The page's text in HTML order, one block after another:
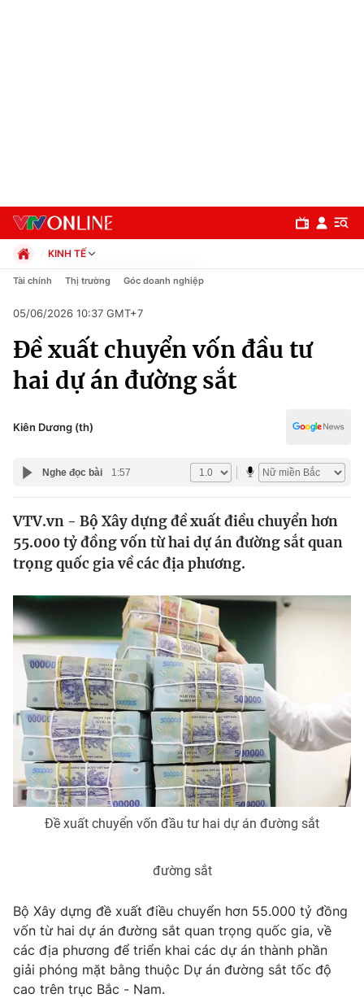
Chuyên mục
Chính trị
Pháp luật
Thế giới
Tin tức
Thế giới đó đây
Câu chuyện quốc tế
Kinh tế
Tài chính
Thị trường
Góc doanh nghiệp
Dữ liệu và đời sống
Truyền hình
Phim VTV
Hậu trường
Nhân vật
Khán giả
Giải trí
Điện ảnh
Đời sống
Du lịch
Học trực tuyến
Hitech Công nghệ tương lai
Sản phẩm
Thị trường
Giao lưu trực tuyến
Lịch phát sóng
KINH TẾ
Chính trị
Pháp luật
Kinh tế
Thể thao
Truyền hình
Y tế
Công nghệ
Tài chính Thị trường Góc doanh nghiệp
05/06/2026 10:37 GMT+7
Đề xuất chuyển vốn đầu tư
hai dự án đường sắt
Kiên Dương (th)
Nghe đọc bài 1:57
VTV.vn - Bộ Xây dựng đề xuất điều chuyển hơn
55.000 tỷ đồng vốn từ hai dự án đường sắt quan
trọng quốc gia về các địa phương.
Đề xuất chuyển vốn đầu tư hai dự án đường sắt
đường sắt
Bộ Xây dựng đề xuất điều chuyển hơn 55.000 tỷ đồng
vốn từ hai dự án đường sắt quan trọng quốc gia, về
các địa phương để triển khai các dự án thành phần
giải phóng mặt bằng thuộc Dự án đường sắt tốc độ
cao trên trục Bắc - Nam.